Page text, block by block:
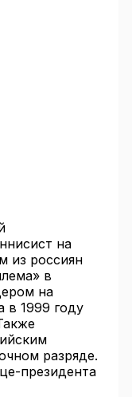
на
из россиян
в
на
в 1999 году
разряде.
президента